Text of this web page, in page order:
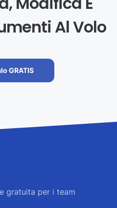
Al Volo
GRATIS
gratuita per i team